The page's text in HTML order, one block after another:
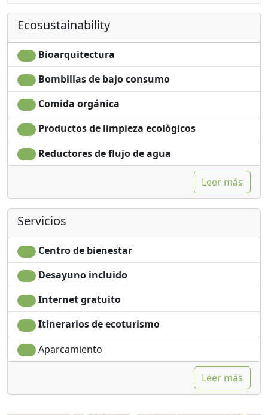
Towels
Sábanas
no monodosis
Ecosustainability
Bioarquitectura
Bombillas de bajo consumo
Comida orgánica
Productos de limpieza ecològicos
Reductores de flujo de agua
Leer más
Servicios
Centro de bienestar
Desayuno incluido
Internet gratuito
Itinerarios de ecoturismo
Aparcamiento
Leer más